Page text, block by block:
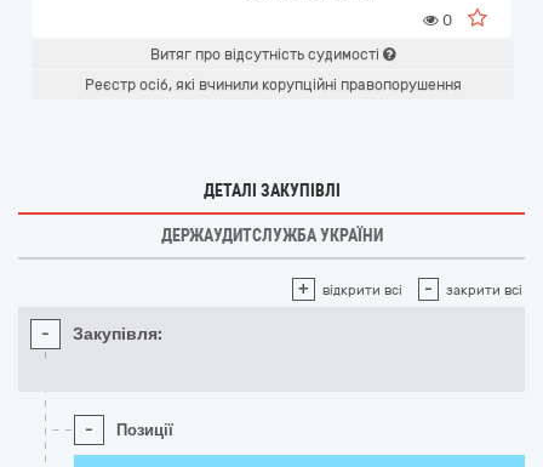
0
Витяг про відсутність судимості
Реєстр осіб, які вчинили корупційні правопорушення
ДЕТАЛІ ЗАКУПІВЛІ
ДЕРЖАУДИТСЛУЖБА УКРАЇНИ
+ відкрити всі - закрити всі
- Закупівля:
- Позиції